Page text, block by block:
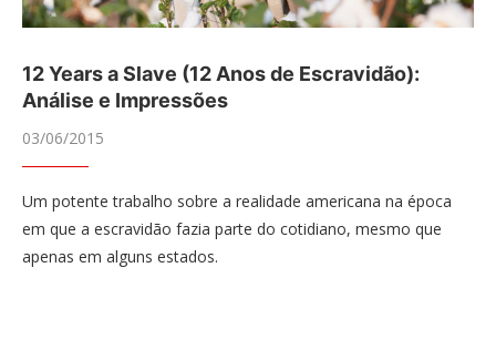
12 Years a Slave (12 Anos de Escravidão):
Análise e Impressões
03/06/2015
Um potente trabalho sobre a realidade americana na época
em que a escravidão fazia parte do cotidiano, mesmo que
apenas em alguns estados.